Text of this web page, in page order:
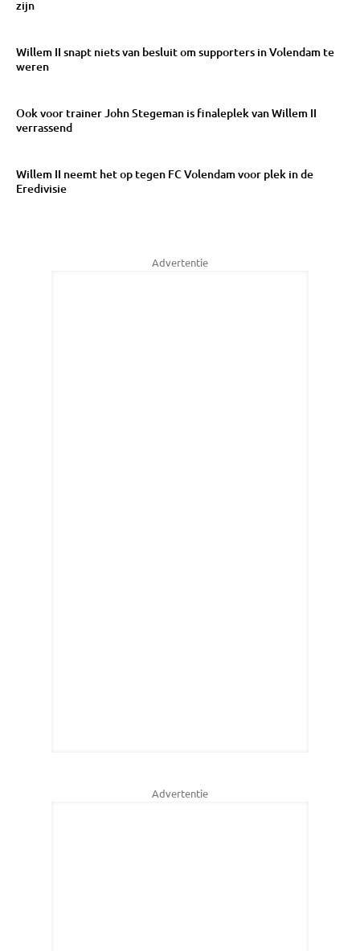
zijn
Willem II snapt niets van besluit om supporters in Volendam te
weren
Ook voor trainer John Stegeman is finaleplek van Willem II
verrassend
Willem II neemt het op tegen FC Volendam voor plek in de
Eredivisie
Advertentie
Advertentie